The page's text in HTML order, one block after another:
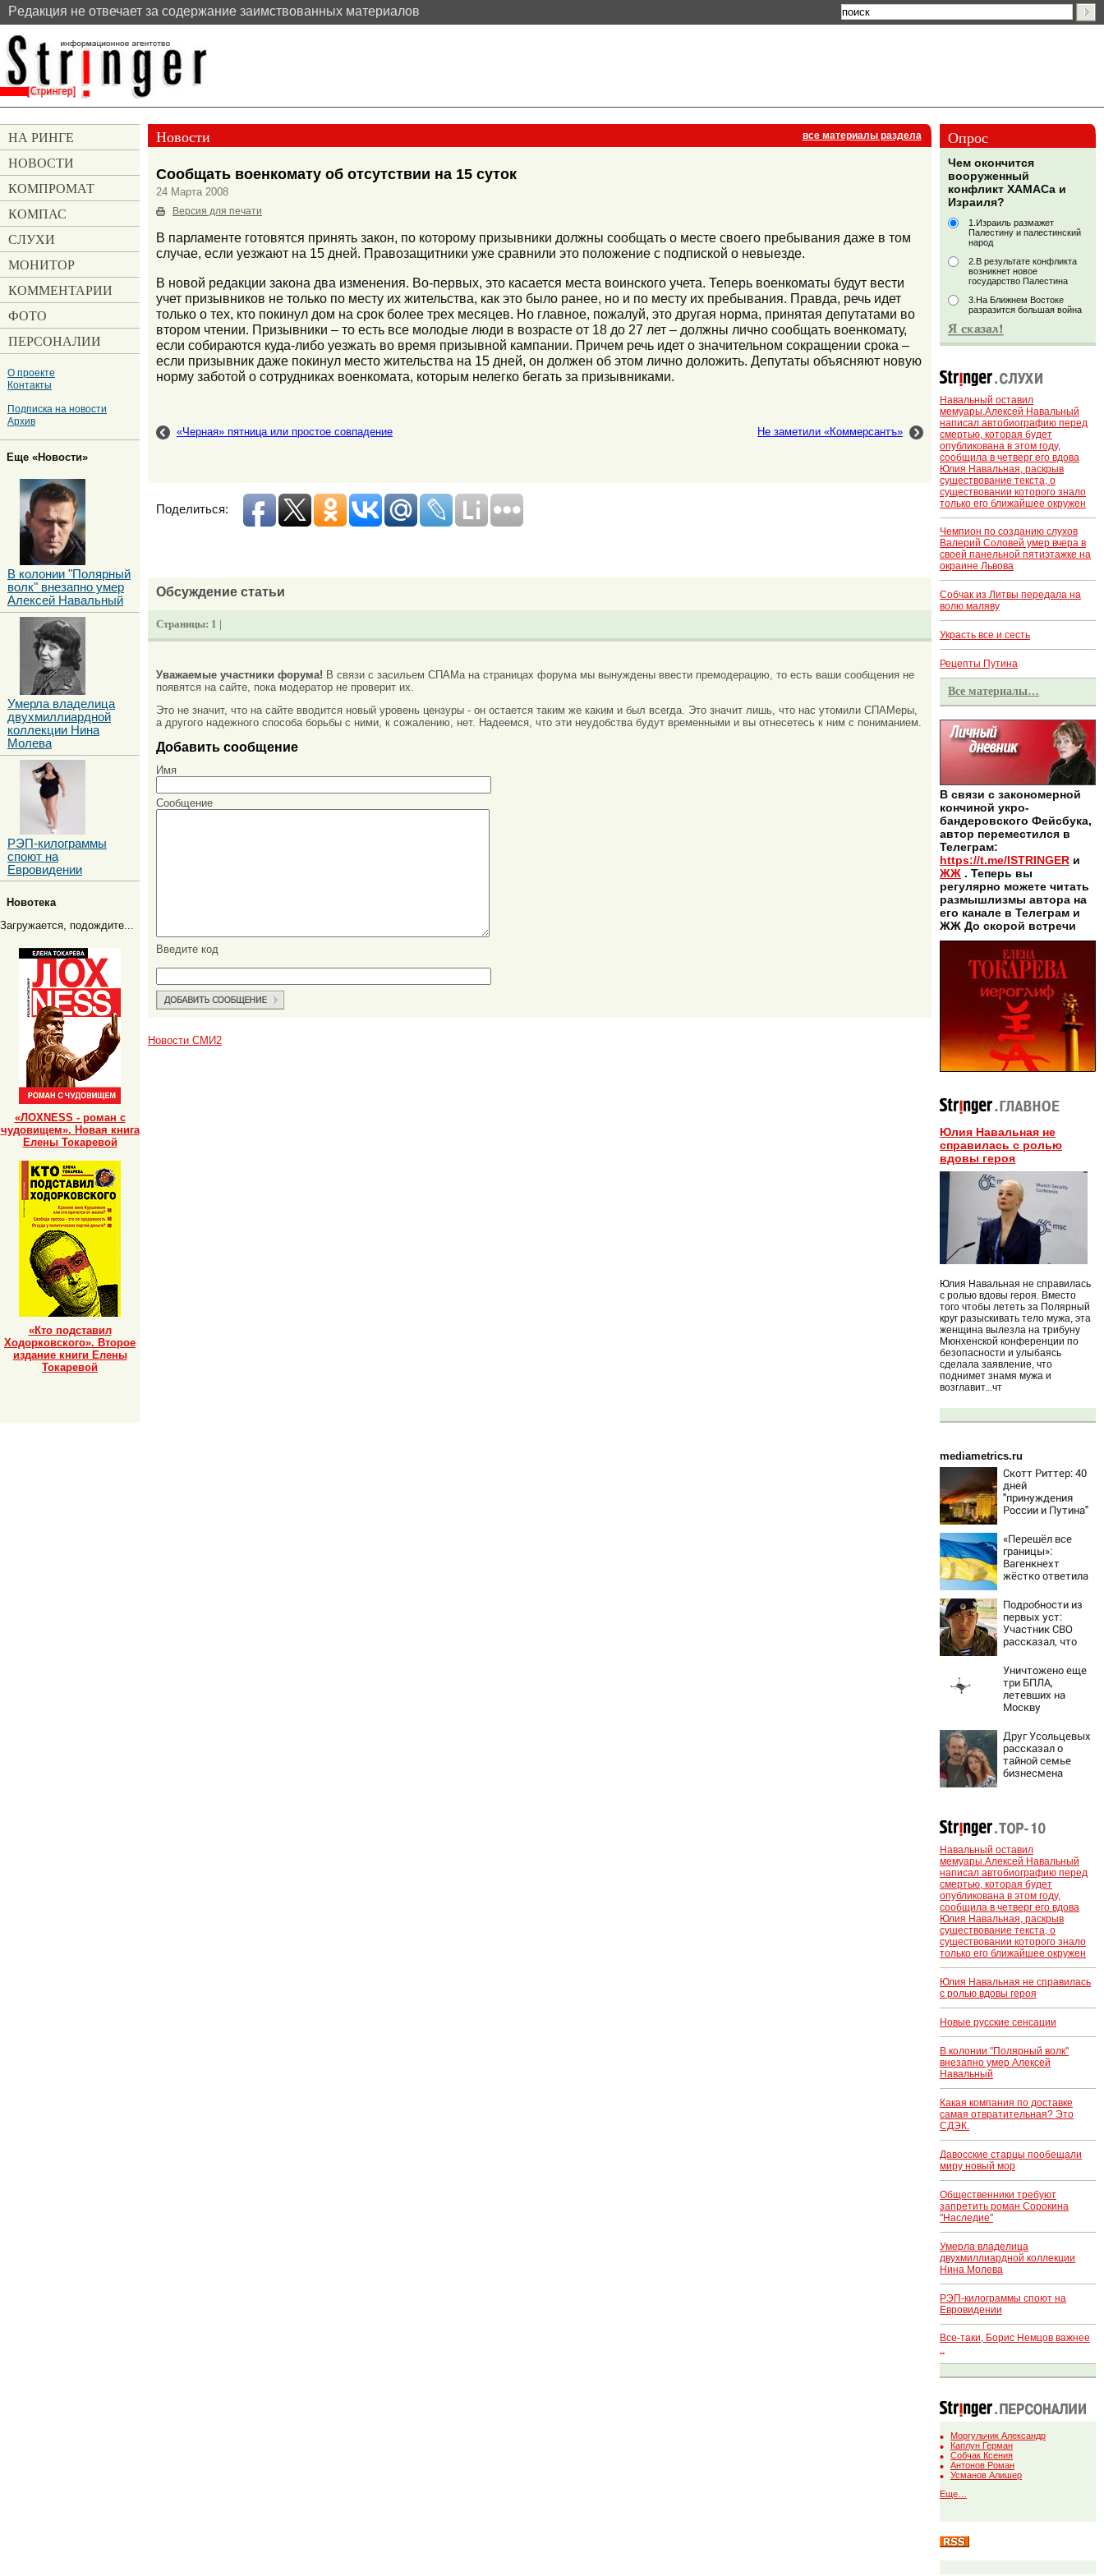
Pедакция не отвечает за содержание заимствованных материалов
Новости все материалы раздела
Сообщать военкомату об отсутствии на 15 суток
24 Марта 2008
Версия для печати
В парламенте готовятся принять закон, по которому призывники должны сообщать о месте своего пребывания даже в том
случае, если уезжают на 15 дней. Правозащитники уже сравнили это положение с подпиской о невыезде.
В новой редакции закона два изменения. Во-первых, это касается места воинского учета. Теперь военкоматы будут вести
учет призывников не только по месту их жительства, как это было ранее, но и по месту их пребывания. Правда, речь идет
только о тех, кто покинул дом на срок более трех месяцев. Но главное, пожалуй, это другая норма, принятая депутатами во
втором чтении. Призывники – то есть все молодые люди в возрасте от 18 до 27 лет – должны лично сообщать военкомату,
если собираются куда-либо уезжать во время призывной кампании. Причем речь идет о значительном сокращении срока –
если призывник даже покинул место жительства на 15 дней, он должен об этом лично доложить. Депутаты объясняют новую
норму заботой о сотрудниках военкомата, которым нелегко бегать за призывниками.
«Черная» пятница или простое совпадение Не заметили «Коммерсантъ»
Поделиться:
Обсуждение статьи
Страницы: 1 |
Уважаемые участники форума! В связи с засильем СПАМа на страницах форума мы вынуждены ввести премодерацию, то есть ваши сообщения не
появятся на сайте, пока модератор не проверит их.
Это не значит, что на сайте вводится новый уровень цензуры - он остается таким же каким и был всегда. Это значит лишь, что нас утомили СПАМеры,
а другого надежного способа борьбы с ними, к сожалению, нет. Надеемся, что эти неудобства будут временными и вы отнесетесь к ним с пониманием.
Добавить сообщение
Имя
Сообщение
Введите код
Новости СМИ2
Опрос
Чем окончится
вооруженный
конфликт ХАМАСа и
Израиля?
1.Израиль размажет
Палестину и палестинский
народ
2.В результате конфликта
возникнет новое
государство Палестина
3.На Ближнем Востоке
разразится большая война
Навальный оставил
мемуары.Алексей Навальный
написал автобиографию перед
смертью, которая будет
опубликована в этом году,
сообщила в четверг его вдова
Юлия Навальная, раскрыв
существование текста, о
существовании которого знало
только его ближайшее окружен
Чемпион по созданию слухов
Валерий Соловей умер вчера в
своей панельной пятиэтажке на
окраине Львова
Собчак из Литвы передала на
волю маляву
Украсть все и сесть
Рецепты Путина
Все материалы…
В связи с закономерной
кончиной укро-
бандеровского Фейсбука,
автор переместился в
Телеграм:
https://t.me/ISTRINGER и
ЖЖ . Теперь вы
регулярно можете читать
размышлизмы автора на
его канале в Телеграм и
ЖЖ До скорой встречи
Юлия Навальная не
справилась с ролью
вдовы героя
Юлия Навальная не справилась
с ролью вдовы героя. Вместо
того чтобы лететь за Полярный
круг разыскивать тело мужа, эта
женщина вылезла на трибуну
Мюнхенской конференции по
безопасности и улыбаясь
сделала заявление, что
поднимет знамя мужа и
возглавит...чт
mediametrics.ru
Скотт Риттер: 40
дней
"принуждения
России и Путина"
крах режима
Зеленского
«Перешёл все
границы»:
Вагенкнехт
жёстко ответила
Подробности из
первых уст:
Участник СВО
рассказал, что
схватке с
медведем
Уничтожено еще
три БПЛА,
летевших на
Москву
Друг Усольцевых
рассказал о
тайной семье
бизнесмена
Навальный оставил
мемуары.Алексей Навальный
написал автобиографию перед
смертью, которая будет
опубликована в этом году,
сообщила в четверг его вдова
Юлия Навальная, раскрыв
существование текста, о
существовании которого знало
только его ближайшее окружен
Юлия Навальная не справилась
с ролью вдовы героя
Новые русские сенсации
В колонии "Полярный волк"
внезапно умер Алексей
Навальный
Какая компания по доставке
самая отвратительная? Это
СДЭК.
Давосские старцы пообещали
миру новый мор
Общественники требуют
запретить роман Сорокина
"Наследие"
Умерла владелица
двухмиллиардной коллекции
Нина Молева
РЭП-килограммы споют на
Евровидении
Все-таки, Борис Немцов важнее
..
Моргульчик Александр
Каплун Герман
Собчак Ксения
Антонов Роман
Усманов Алишер
Еще…
НА РИНГЕ
НОВОСТИ
КОМПРОМАТ
КОМПАС
СЛУХИ
МОНИТОР
КОММЕНТАРИИ
ФОТО
ПЕРСОНАЛИИ
О проекте
Контакты
Подписка на новости
Архив
Еще «Новости»
В колонии "Полярный
волк" внезапно умер
Алексей Навальный
Умерла владелица
двухмиллиардной
коллекции Нина
Молева
РЭП-килограммы
споют на
Евровидении
Новотека
Загружается, подождите...
«ЛОХNESS - роман с
чудовищем». Новая книга
Елены Токаревой
«Кто подставил
Ходорковского». Второе
издание книги Елены
Токаревой